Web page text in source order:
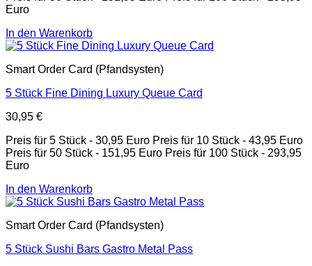
Euro
In den Warenkorb
Smart Order Card (Pfandsysten)
5 Stück Fine Dining Luxury Queue Card
30,95 €
Preis für 5 Stück - 30,95 Euro Preis für 10 Stück - 43,95 Euro
Preis für 50 Stück - 151,95 Euro Preis für 100 Stück - 293,95
Euro
In den Warenkorb
Smart Order Card (Pfandsysten)
5 Stück Sushi Bars Gastro Metal Pass